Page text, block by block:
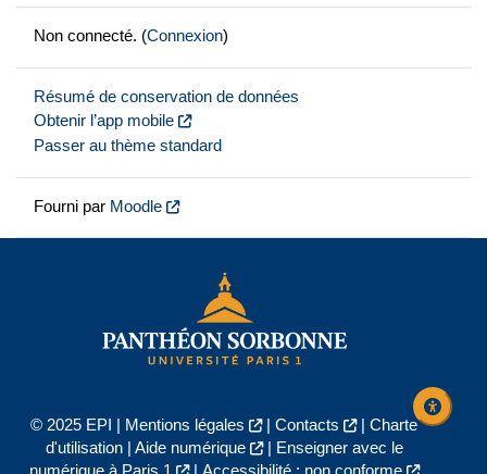
Non connecté. (Connexion)
Résumé de conservation de données
Obtenir l’app mobile
Passer au thème standard
Fourni par Moodle
© 2025 EPI | Mentions légales | Contacts | Charte
d'utilisation| Aide numérique |
Enseigner avec le